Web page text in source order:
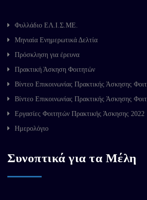
Φυλλάδιο ΕΛ.Ι.Σ.ΜΕ.
Μηνιαία Ενημερωτικά Δελτία
Πρόσκληση για έρευνα
Πρακτική Άσκηση Φοιτητών
Βίντεο Επικοινωνίας Πρακτικής Άσκησης
Βίντεο Επικοινωνίας Πρακτικής Άσκησης
Εργασίες Φοιτητών Πρακτικής Άσκησης 2022
Ημερολόγιο
Συνοπτικά για τα Μέλη